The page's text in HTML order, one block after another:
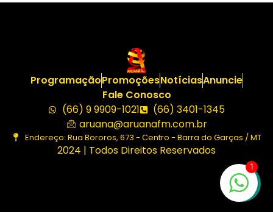
ProgramaçãoPromoçõesNotíciasAnuncie
Fale Conosco
(66) 9 9909-1021
(66) 3401-1345
aruana@aruanafm.com.br
Endereço: Rua Bororos, 673 - Centro - Barra do Garças / MT
2024 | Todos Direitos Reservados
1